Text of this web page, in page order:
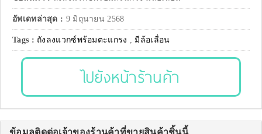
อัพเดทล่าสุด : 9 มิถุนายน 2568
Tags : ถังลงแวกซ์พร้อมตะแกรง ,มีล้อเลื่อน
ไปยังหน้าร้านค้า
ข้อมูลติดต่อเจ้าของร้านค้าที่ขายสินค้าชิ้นนี้